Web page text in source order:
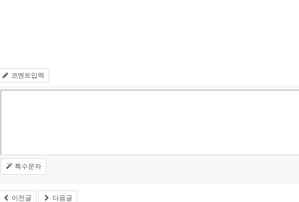
코멘트입력
특수문자
이전글 다음글